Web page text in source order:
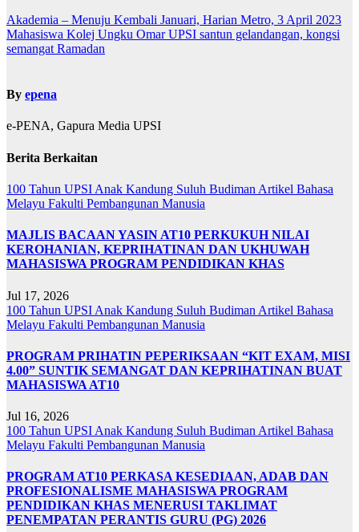
Navigasi
kiriman
Akademia – Menuju Kembali Januari, Harian Metro, 3 April 2023
Mahasiswa Kolej Ungku Omar UPSI santun gelandangan, kongsi
semangat Ramadan
By epena
e-PENA, Gapura Media UPSI
Berita Berkaitan
100 Tahun UPSI Anak Kandung Suluh Budiman Artikel Bahasa
Melayu Fakulti Pembangunan Manusia
MAJLIS BACAAN YASIN AT10 PERKUKUH NILAI
KEROHANIAN, KEPRIHATINAN DAN UKHUWAH
MAHASISWA PROGRAM PENDIDIKAN KHAS
Jul 17, 2026
100 Tahun UPSI Anak Kandung Suluh Budiman Artikel Bahasa
Melayu Fakulti Pembangunan Manusia
PROGRAM PRIHATIN PEPERIKSAAN “KIT EXAM, MISI
4.00” SUNTIK SEMANGAT DAN KEPRIHATINAN BUAT
MAHASISWA AT10
Jul 16, 2026
100 Tahun UPSI Anak Kandung Suluh Budiman Artikel Bahasa
Melayu Fakulti Pembangunan Manusia
PROGRAM AT10 PERKASA KESEDIAAN, ADAB DAN
PROFESIONALISME MAHASISWA PROGRAM
PENDIDIKAN KHAS MENERUSI TAKLIMAT
PENEMPATAN PERANTIS GURU (PG) 2026